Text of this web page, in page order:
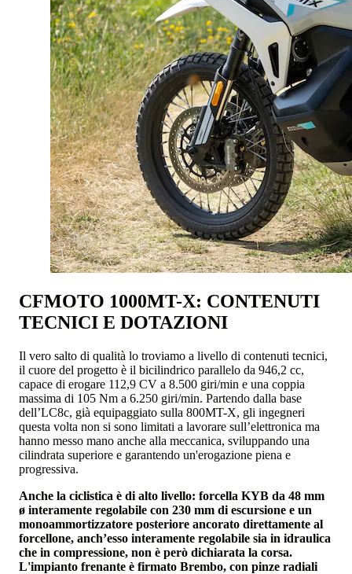
CFMOTO 1000MT-X: CONTENUTI
TECNICI E DOTAZIONI
Il vero salto di qualità lo troviamo a livello di contenuti tecnici,
il cuore del progetto è il bicilindrico parallelo da 946,2 cc,
capace di erogare 112,9 CV a 8.500 giri/min e una coppia
massima di 105 Nm a 6.250 giri/min. Partendo dalla base
dell’LC8c, già equipaggiato sulla 800MT-X, gli ingegneri
questa volta non si sono limitati a lavorare sull’elettronica ma
hanno messo mano anche alla meccanica, sviluppando una
cilindrata superiore e garantendo un'erogazione piena e
progressiva.
Anche la ciclistica è di alto livello: forcella KYB da 48 mm
ø interamente regolabile con 230 mm di escursione e un
monoammortizzatore posteriore ancorato direttamente al
forcellone, anch’esso interamente regolabile sia in idraulica
che in compressione, non è però dichiarata la corsa.
L'impianto frenante è firmato Brembo, con pinze radiali